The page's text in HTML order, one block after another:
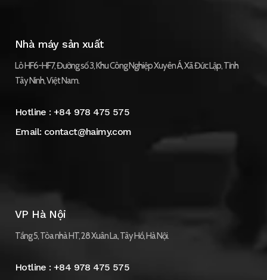
Nhà máy sản xuất
Lô HF6-HF7, Đường số 3, Khu Công Nghiệp Xuyên Á, Xã Đức Lập, Tỉnh
Tây Ninh, Việt Nam.
Hotline :+84 978 475 575
Email: contact@haimy.com
VP Hà Nội
Tầng 5, Tòa nhà HT, 28 Xuân La, Tây Hồ, Hà Nội.
Hotline :+84 978 475 575